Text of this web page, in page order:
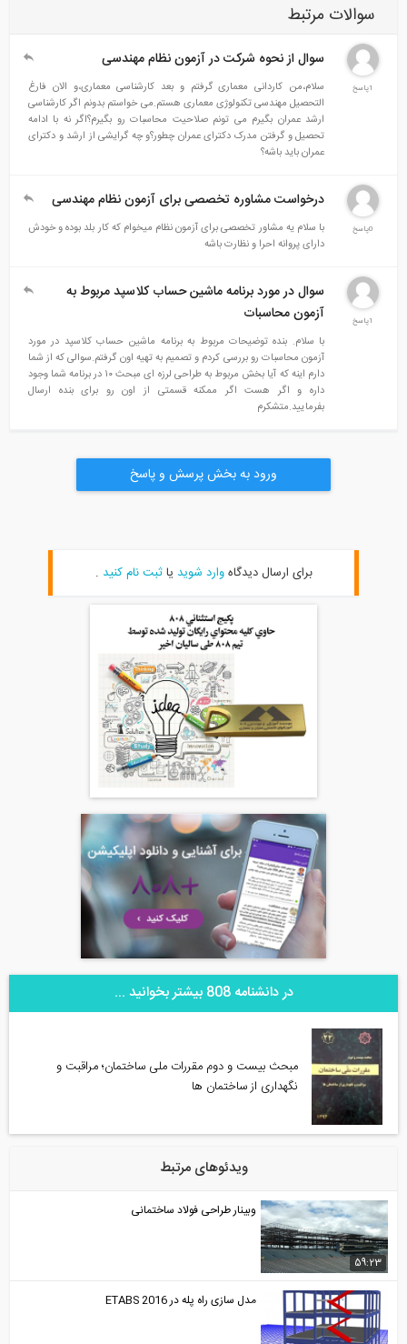
سوالات مرتبط
سوال از نحوه شرکت در آزمون نظام مهندسی
سلام،من کاردانی معماری گرفتم و بعد کارشناسی معماری،و الان فارغ
التحصیل مهندسی تکنولوژی معماری هستم.می خواستم بدونم اگر کارشناسی
ارشد عمران بگیرم می تونم صلاحیت محاسبات رو بگیرم؟اگر نه با ادامه
تحصیل و گرفتن مدرک دکترای عمران چطور؟و چه گرایشی از ارشد و دکترای
عمران باید باشه؟
درخواست مشاوره تخصصی برای آزمون نظام مهندسی
با سلام یه مشاور تخصصی برای آزمون نظام میخوام که کار بلد بوده و خودش
دارای پروانه احرا و نظارت باشه
سوال در مورد برنامه ماشین حساب کلاسپد مربوط به
آزمون محاسبات
با سلام. بنده توضیحات مربوط به برنامه ماشین حساب کلاسپد در مورد
آزمون محاسبات رو بررسی کردم و تصمیم به تهیه اون گرفتم.سوالی که از شما
دارم اینه که آیا بخش مربوط به طراحی لرزه ای مبحث ۱۰ در برنامه شما وجود
داره و اگر هست اگر ممکنه قسمتی از اون رو برای بنده ارسال
بفرمایید.متشکرم
ورود به بخش پرسش و پاسخ
برای ارسال دیدگاهوارد شویدیاثبت نام کنید.
در دانشنامه 808 بیشتر بخوانید ...
مبحث بیست و دوم مقررات ملی ساختمان؛ مراقبت و
نگهداری از ساختمان ها
ویدئوهای مرتبط
59:23
وبینار طراحی فولاد ساختمانی
مدل سازی راه پله در ETABS 2016